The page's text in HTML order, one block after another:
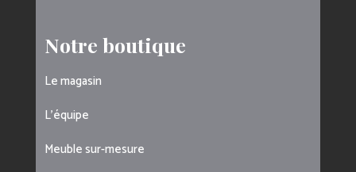
Notre boutique
Le magasin
L’équipe
Meuble sur-mesure